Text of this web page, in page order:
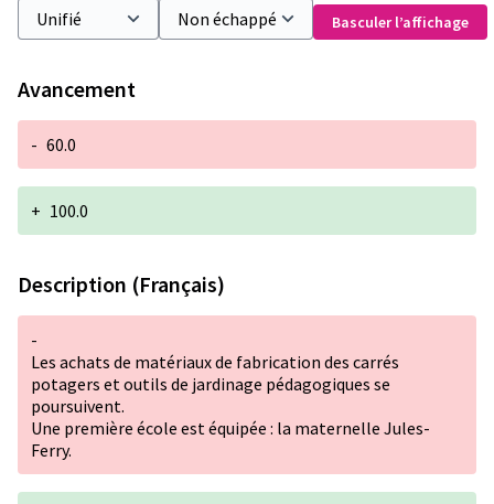
Basculer l’affichage
Avancement
- 60.0
+ 100.0
Description (Français)
-
Les achats de matériaux de fabrication des carrés
potagers et outils de jardinage pédagogiques se
poursuivent.
Une première école est équipée : la maternelle Jules-
Ferry.